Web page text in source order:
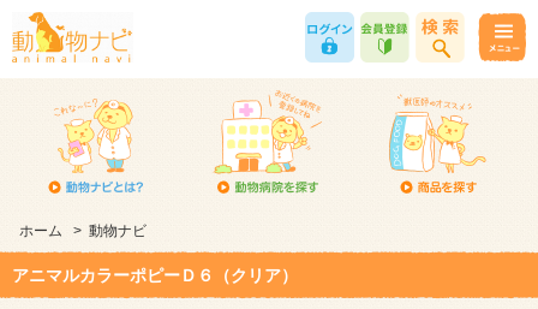
ホーム > 動物ナビ
アニマルカラーポピーＤ６（クリア）